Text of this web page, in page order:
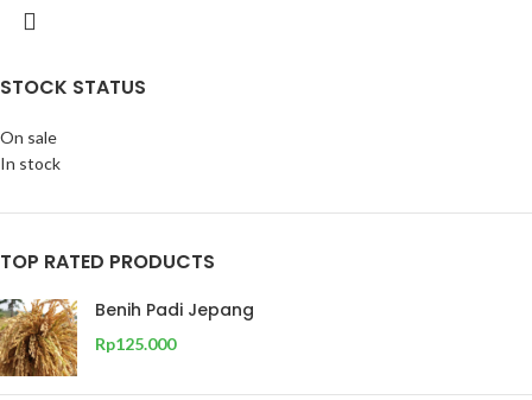
STOCK STATUS
On sale
In stock
TOP RATED PRODUCTS
Benih Padi Jepang
Rp125.000